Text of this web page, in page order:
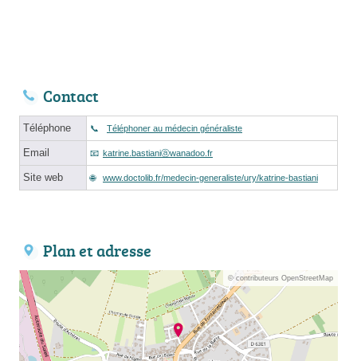
Contact
Téléphone Téléphoner au médecin généraliste
Email katrine.bastianiⓐwanadoo.fr
Site web www.doctolib.fr/medecin-generaliste/ury/katrine-bastiani
Plan et adresse
© contributeurs OpenStreetMap